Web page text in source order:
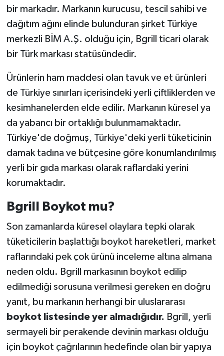
bir markadır. Markanın kurucusu, tescil sahibi ve
dağıtım ağını elinde bulunduran şirket Türkiye
merkezli BİM A.Ş. olduğu için, Bgrill ticari olarak
bir Türk markası statüsündedir.
Ürünlerin ham maddesi olan tavuk ve et ürünleri
de Türkiye sınırları içerisindeki yerli çiftliklerden ve
kesimhanelerden elde edilir. Markanın küresel ya
da yabancı bir ortaklığı bulunmamaktadır.
Türkiye'de doğmuş, Türkiye'deki yerli tüketicinin
damak tadına ve bütçesine göre konumlandırılmış
yerli bir gıda markası olarak raflardaki yerini
korumaktadır.
Bgrill Boykot mu?
Son zamanlarda küresel olaylara tepki olarak
tüketicilerin başlattığı boykot hareketleri, market
raflarındaki pek çok ürünü inceleme altına almana
neden oldu. Bgrill markasının boykot edilip
edilmediği sorusuna verilmesi gereken en doğru
yanıt, bu markanın herhangi bir uluslararası
boykot listesinde yer almadığıdır. Bgrill, yerli
sermayeli bir perakende devinin markası olduğu
için boykot çağrılarının hedefinde olan bir yapıya